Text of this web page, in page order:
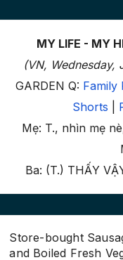
MY LIFE - MY
(VN, Wednesday,
GARDEN Q: Family
Shorts
Mẹ: T., nhìn mẹ
Ba: (T.) THẤY
Store-bought
and Boiled Fresh